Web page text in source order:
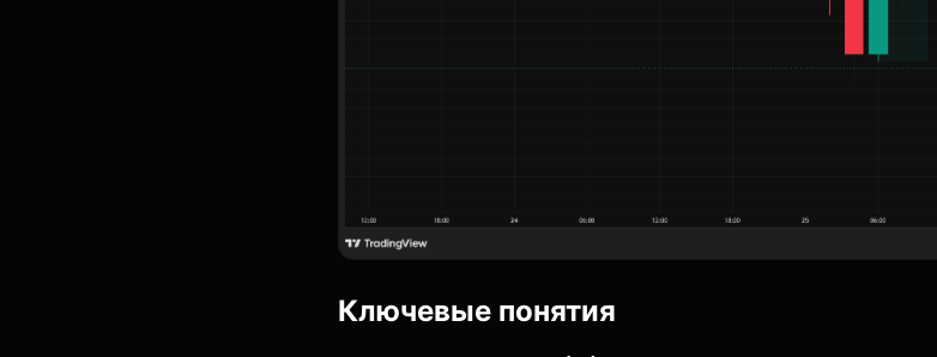
Ключевые понятия